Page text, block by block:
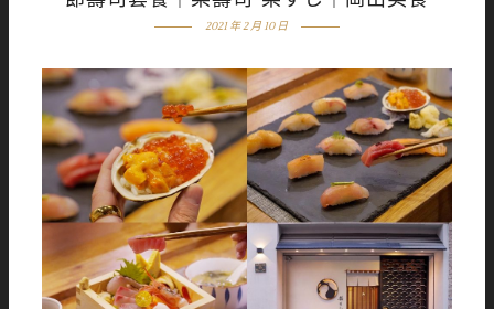
2021 年 2 月 10 日